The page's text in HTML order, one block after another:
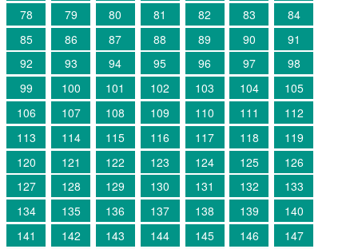
78
79 80 81 82 83
84
85
86 87 88 89 90
91
92
93 94 95 96 97
98
99
100 101 102 103 104
105
106
107 108 109 110 111
112
113
114 115 116 117 118
119
120
121 122 123 124 125
126
127
128 129 130 131 132
133
134
135 136 137 138 139
140
141
142 143 144 145 146
147